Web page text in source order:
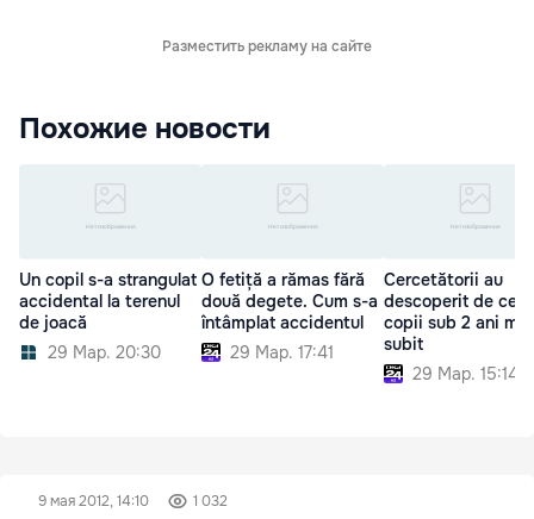
Разместить рекламу на сайте
Похожие новости
Un copil s-a strangulat
accidental la terenul
de joacă
29 Мар. 20:30
O fetiță a rămas fără
două degete. Cum s-a
întâmplat accidentul
29 Мар. 17:41
Cercetătorii au
descoperit de ce
copii sub 2 ani mor
subit
29 Мар. 15:14
9 мая 2012, 14:10 1 032